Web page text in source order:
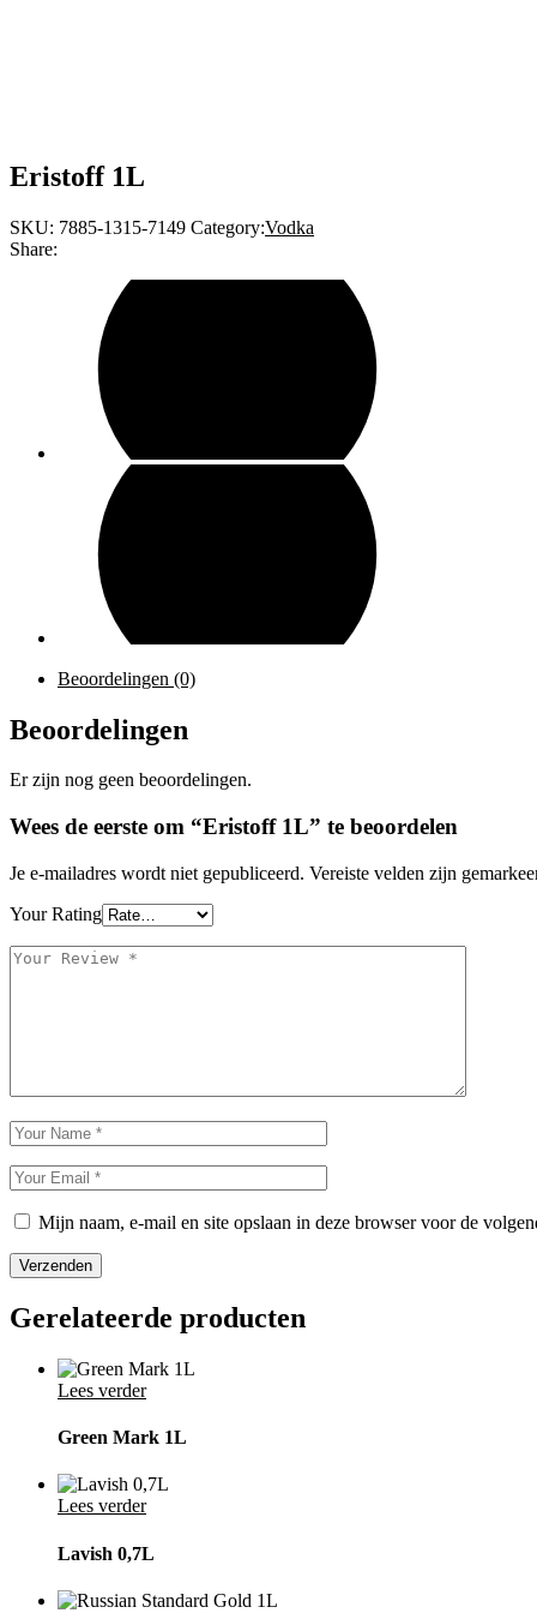
Eristoff 1L
SKU: 7885-1315-7149 Category:Vodka
Share:
Beoordelingen (0)
Beoordelingen
Er zijn nog geen beoordelingen.
Wees de eerste om “Eristoff 1L” te beoordelen
Je e-mailadres wordt niet gepubliceerd. Vereiste velden zijn
Your Rating
Mijn naam, e-mail en site opslaan in deze browser voor de
Verzenden
Gerelateerde producten
Lees verder
Green Mark 1L
Lees verder
Lavish 0,7L